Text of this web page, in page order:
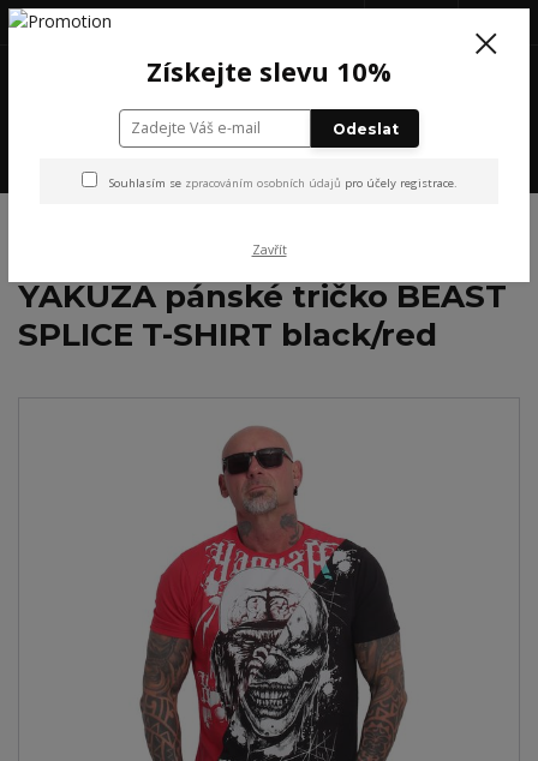
+420 777 199 652
YAKUZA pánské tričko BEAST
SPLICE T-SHIRT black/red
Získejte slevu 10%
Odeslat
Souhlasím se zpracováním osobních údajů pro účely registrace.
Zavřít